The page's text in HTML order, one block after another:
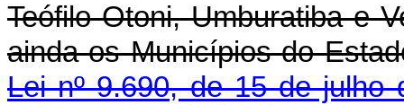
Teófilo Otoni, Umburatiba e
ainda os Municípios do
Lei nº 9.690, de 15 de julho